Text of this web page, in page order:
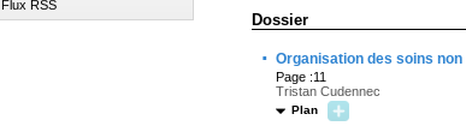
Flux RSS
Dossier
· Organisation des soins
Page :11
Tristan Cudennec
Plan